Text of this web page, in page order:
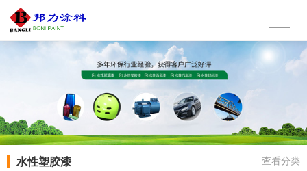
水性塑胶漆 查看分类